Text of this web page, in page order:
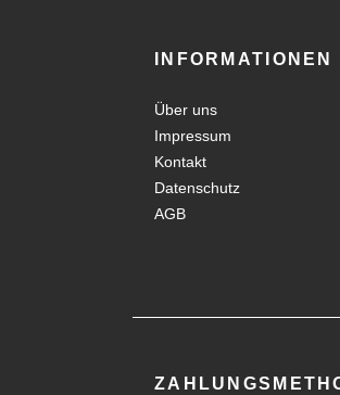
INFORMATIONEN
Über uns
Impressum
Kontakt
Datenschutz
AGB